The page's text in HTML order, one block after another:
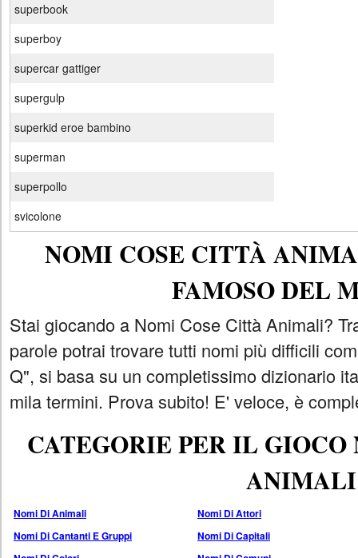
superbook
superboy
supercar gattiger
supergulp
superkid eroe bambino
superman
superpollo
svicolone
NOMI COSE CITTÀ
FAMOSO DEL
Stai giocando a Nomi Cose Città Animali?
parole potrai trovare tutti nomi più difficili
Q", si basa su un completissimo dizionario
mila termini. Prova subito! E' veloce, è
CATEGORIE PER IL
ANIMALI
Nomi Di Animali
Nomi Di Attori
Nomi Di Cantanti E Gruppi
Nomi Di Capitali